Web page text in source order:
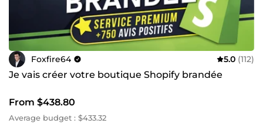
Foxfire64 5.0 (112)
Je vais créer votre boutique Shopify brandée
From $438.80
Average budget : $433.32